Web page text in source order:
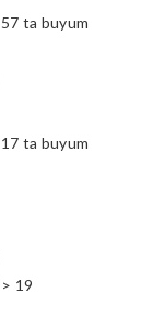
57 ta buyum
17 ta buyum
> 19